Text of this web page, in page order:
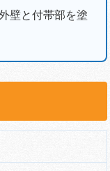
壁と付帯部を塗